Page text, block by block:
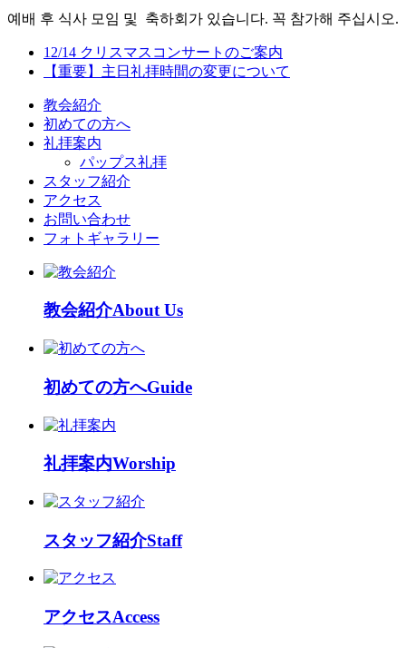
예배 후 식사 모임 및 축하회가 있습니다. 꼭 참가해 주십시오.
12/14 クリスマスコンサートのご案内
【重要】主日礼拝時間の変更について
教会紹介
初めての方へ
礼拝案内
パップス礼拝
スタッフ紹介
アクセス
お問い合わせ
フォトギャラリー
教会紹介About Us
初めての方へGuide
礼拝案内Worship
スタッフ紹介Staff
アクセスAccess